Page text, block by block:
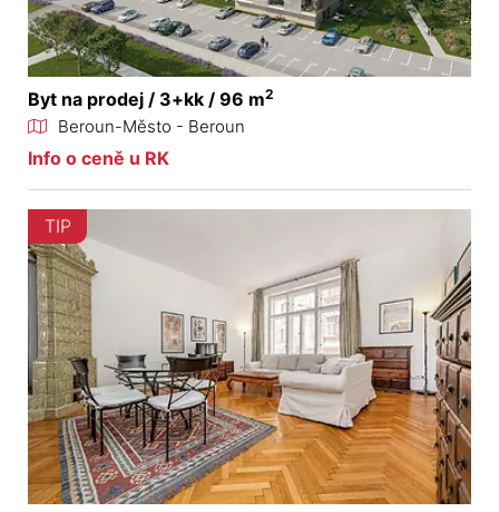
Byt na prodej / 3+kk / 96 m2
Beroun-Město - Beroun
Info o ceně u RK
TIP